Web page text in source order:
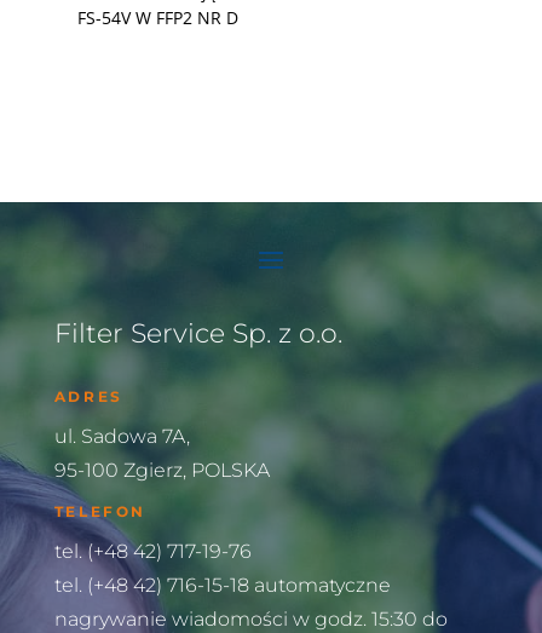
FS-54V W FFP2 NR D
Filter Service Sp. z o.o.
ADRES
ul. Sadowa 7A,
95-100 Zgierz, POLSKA
TELEFON
tel. (+48 42) 717-19-76
tel. (+48 42) 716-15-18 automatyczne
nagrywanie wiadomości w godz. 15:30 do